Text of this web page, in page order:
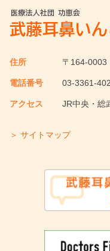
住所 〒164-0003
電話番号 03-3361-
アクセス JR中央・総
＞ サイトマップ